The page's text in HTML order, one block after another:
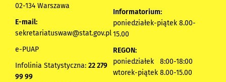
02-134 Warszawa
E-mail:
sekretariatuswaw@stat.gov.pl
e-PUAP
Infolinia Statystyczna: 22 279
99 99
Informatorium:
poniedziałek-piątek 8.00-
15.00
REGON:
poniedziałek 8:00-18:00
wtorek-piątek 8.00-15.00